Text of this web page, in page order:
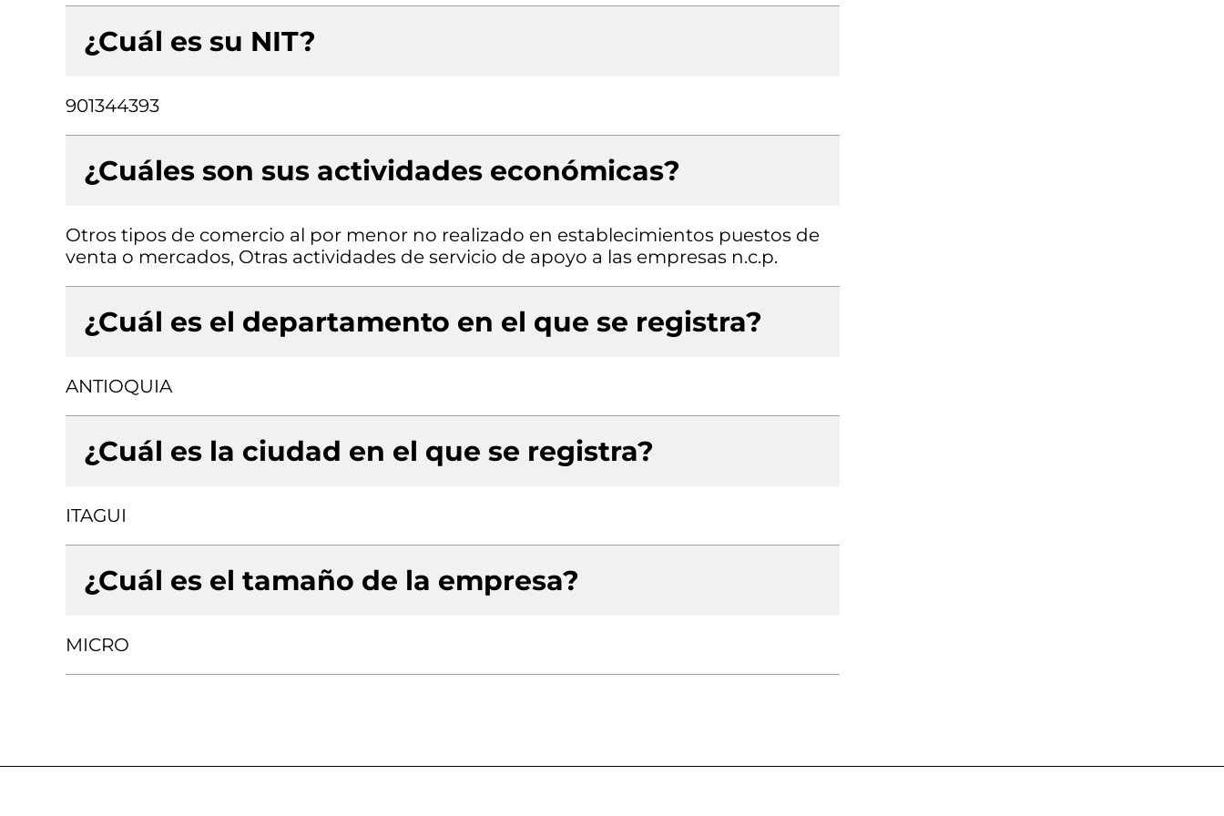
¿Cuál es su NIT?
901344393
¿Cuáles son sus actividades económicas?
Otros tipos de comercio al por menor no realizado en establecimientos puestos de
venta o mercados, Otras actividades de servicio de apoyo a las empresas n.c.p.
¿Cuál es el departamento en el que se registra?
ANTIOQUIA
¿Cuál es la ciudad en el que se registra?
ITAGUI
¿Cuál es el tamaño de la empresa?
MICRO